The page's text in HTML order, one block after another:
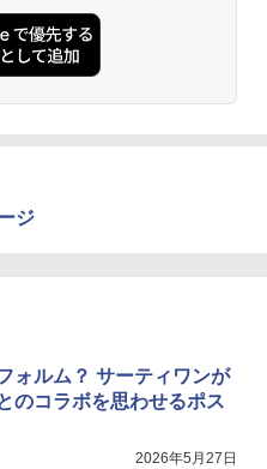
ジ
ォルム？ サーティワンが
のコラボを思わせるポス
2026年5月27日